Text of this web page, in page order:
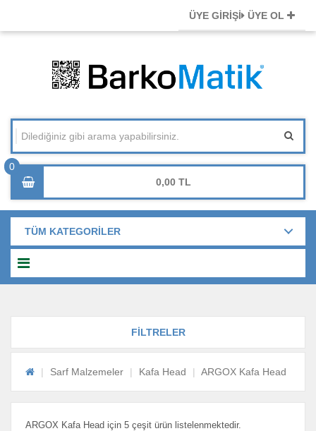
ÜYE GİRİŞİ ÜYE OL
0,00
TÜM KATEGORİLER
FİLTRELER
Sarf Malzemeler Kafa Head ARGOX Kafa Head
ARGOX Kafa Head için 5 çeşit ürün listelenmektedir.